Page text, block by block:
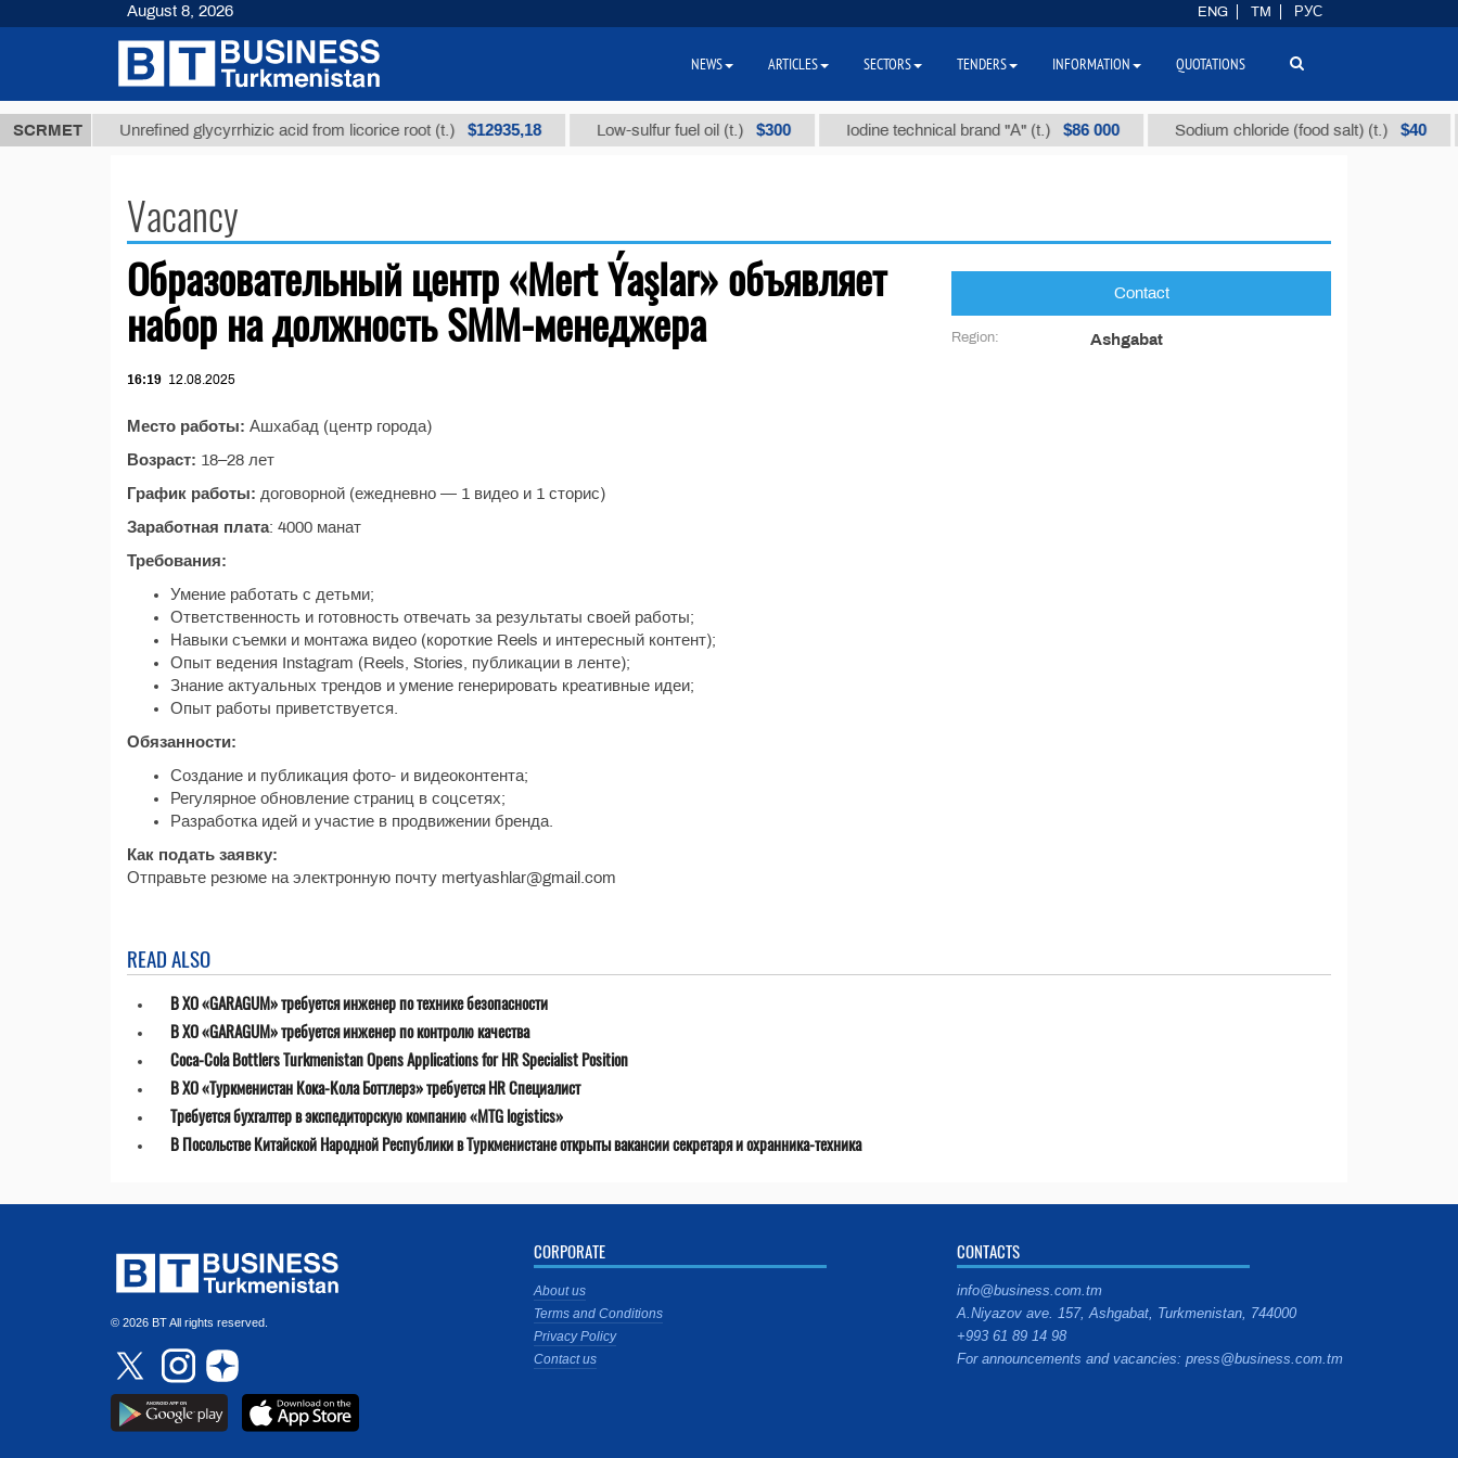
SCRMET
ТМТ Unrefined glycyrrhizic acid from licorice root (t.) $12935,18 Low-sulfur fuel oil (t.) $300 Iodine technical brand "А" (t.) $86 000 Sodium chloride (food salt) (t.) $40
Vacancy
Образовательный центр «Mert Ýaşlar» объявляет
набор на должность SMM-менеджера
16:19 12.08.2025
Место работы: Ашхабад (центр города)
Возраст: 18–28 лет
График работы: договорной (ежедневно — 1 видео и 1 сторис)
Заработная плата: 4000 манат
Требования:
Умение работать с детьми;
Ответственность и готовность отвечать за результаты своей работы;
Навыки съемки и монтажа видео (короткие Reels и интересный контент);
Опыт ведения Instagram (Reels, Stories, публикации в ленте);
Знание актуальных трендов и умение генерировать креативные идеи;
Опыт работы приветствуется.
Обязанности:
Создание и публикация фото- и видеоконтента;
Регулярное обновление страниц в соцсетях;
Разработка идей и участие в продвижении бренда.
Как подать заявку:
Отправьте резюме на электронную почту mertyashlar@gmail.com
Contact
Region: Ashgabat
READ ALSO
В ХО «GARAGUM» требуется инженер по технике безопасности
В ХО «GARAGUM» требуется инженер по контролю качества
Coca-Cola Bottlers Turkmenistan Opens Applications for HR Specialist Position
В ХО «Туркменистан Кока-Кола Боттлерз» требуется HR Специалист
Требуется бухгалтер в экспедиторскую компанию «MTG logistics»
В Посольстве Китайской Народной Республики в Туркменистане открыты вакансии секретаря и охранника-техника
© 2026 BT All rights reserved.
CORPORATE
About us
Terms and Conditions
Privacy Policy
Contact us
CONTACTS
info@business.com.tm
A.Niyazov ave. 157, Ashgabat, Turkmenistan, 744000
+993 61 89 14 98
For announcements and vacancies: press@business.com.tm
August 8, 2026 ENG TM РУС
NEWS ARTICLES SECTORS TENDERS INFORMATION QUOTATIONS